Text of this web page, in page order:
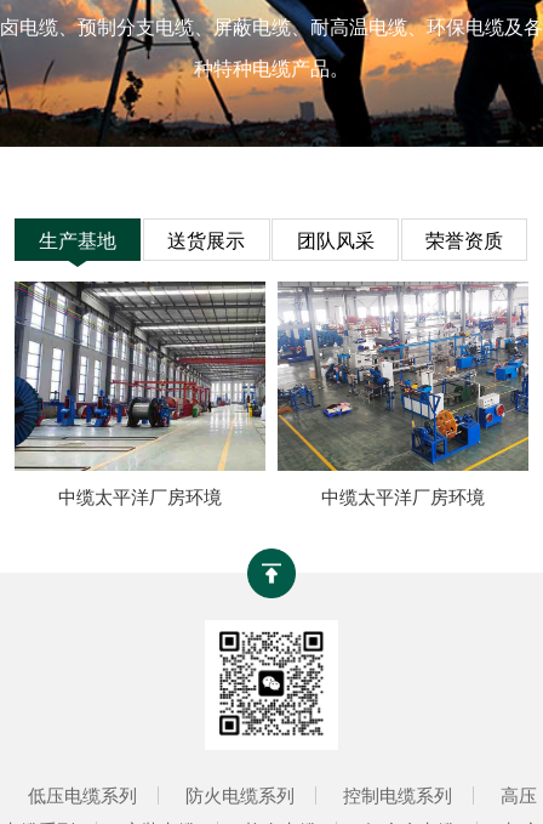
卤电缆、预制分支电缆、屏蔽电缆、耐高温电缆、环保电缆及各
种特种电缆产品。
生产基地 送货展示 团队风采 荣誉资质
中缆太平洋厂房环境 中缆太平洋厂房环境
低压电缆系列 防火电缆系列 控制电缆系列
高压